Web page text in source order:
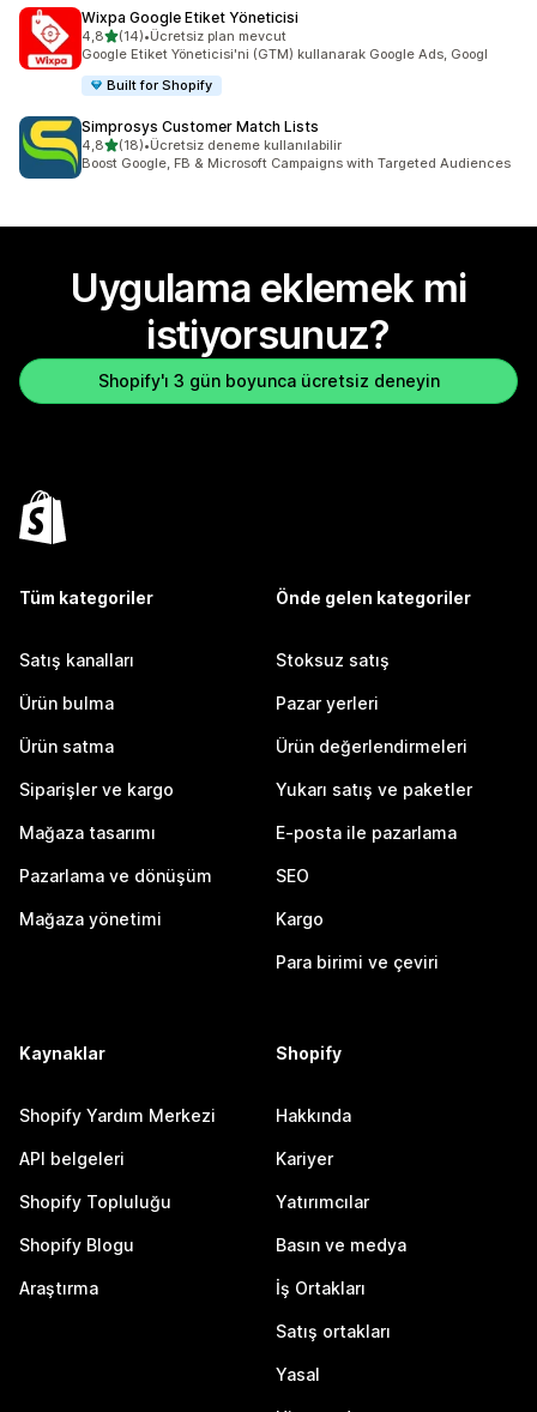
Wixpa Google Etiket Yöneticisi
4,85 yıldız üzerinden
(14)
toplam 14 değerlendirme
•Ücretsiz plan mevcut
Google Etiket Yöneticisi'ni (GTM) kullanarak Google Ads, Googl
Built for Shopify
Simprosys Customer Match Lists
4,85 yıldız üzerinden
(18)
toplam 18 değerlendirme
•Ücretsiz deneme kullanılabilir
Boost Google, FB & Microsoft Campaigns with Targeted Audiences
Uygulama eklemek mi
istiyorsunuz?
Shopify'ı 3 gün boyunca ücretsiz deneyin
Tüm kategoriler
Satış kanalları
Ürün bulma
Ürün satma
Siparişler ve kargo
Mağaza tasarımı
Pazarlama ve dönüşüm
Mağaza yönetimi
Önde gelen kategoriler
Stoksuz satış
Pazar yerleri
Ürün değerlendirmeleri
Yukarı satış ve paketler
E-posta ile pazarlama
SEO
Kargo
Para birimi ve çeviri
Kaynaklar
Shopify Yardım Merkezi
API belgeleri
Shopify Topluluğu
Shopify Blogu
Araştırma
Shopify
Hakkında
Kariyer
Yatırımcılar
Basın ve medya
İş Ortakları
Satış ortakları
Yasal